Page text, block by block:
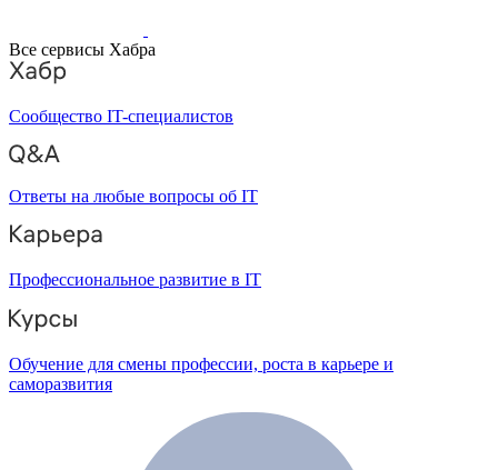
Все сервисы Хабра
Сообщество IT-специалистов
Ответы на любые вопросы об IT
Профессиональное развитие в IT
Обучение для смены профессии, роста в карьере и
саморазвития